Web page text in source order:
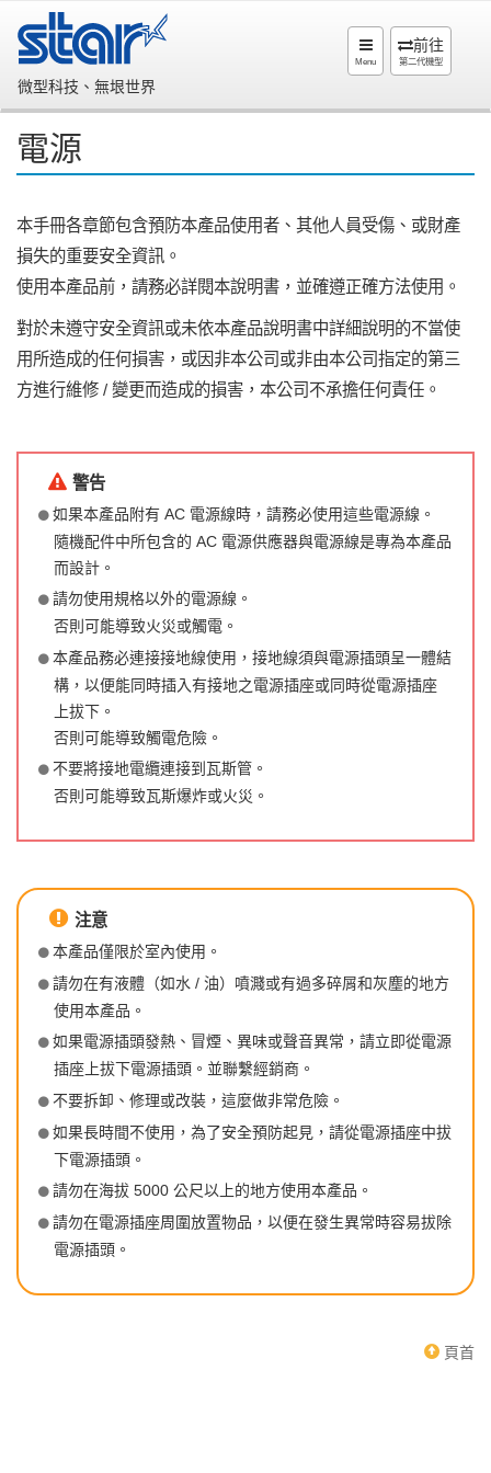
微型科技、無垠世界
前往
第二代機型
Menu
電源
本手冊各章節包含預防本產品使用者、其他人員受傷、或財產
損失的重要安全資訊。
使用本產品前，請務必詳閱本說明書，並確遵正確方法使用。
對於未遵守安全資訊或未依本產品說明書中詳細說明的不當使
用所造成的任何損害，或因非本公司或非由本公司指定的第三
方進行維修 / 變更而造成的損害，本公司不承擔任何責任。
警告
如果本產品附有 AC 電源線時，請務必使用這些電源線。
隨機配件中所包含的 AC 電源供應器與電源線是專為本產品
而設計。
請勿使用規格以外的電源線。
否則可能導致火災或觸電。
本產品務必連接接地線使用，接地線須與電源插頭呈一體結
構，以便能同時插入有接地之電源插座或同時從電源插座
上拔下。
否則可能導致觸電危險。
不要將接地電纜連接到瓦斯管。
否則可能導致瓦斯爆炸或火災。
注意
本產品僅限於室內使用。
請勿在有液體（如水 / 油）噴濺或有過多碎屑和灰塵的地方
使用本產品。
如果電源插頭發熱、冒煙、異味或聲音異常，請立即從電源
插座上拔下電源插頭。並聯繫經銷商。
不要拆卸、修理或改裝，這麼做非常危險。
如果長時間不使用，為了安全預防起見，請從電源插座中拔
下電源插頭。
請勿在海拔 5000 公尺以上的地方使用本產品。
請勿在電源插座周圍放置物品，以便在發生異常時容易拔除
電源插頭。
頁首